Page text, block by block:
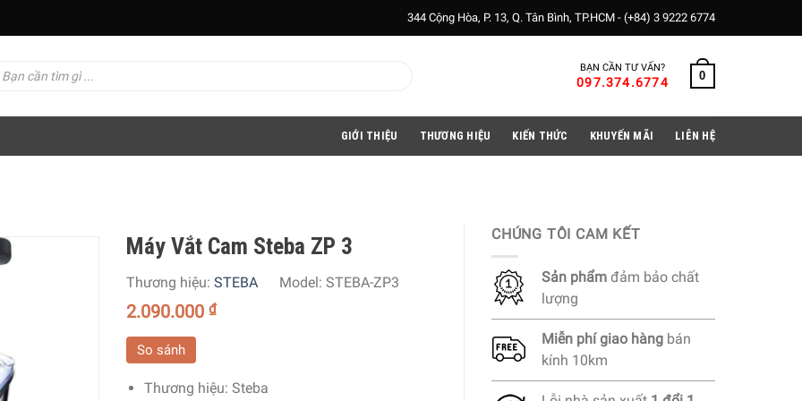
344 Cộng Hòa, P. 13, Q. Tân Bình, TP.HCM - (+84) 3 9222 6774
BẠN CẦN TƯ VẤN?
097.374.6774 0
GIỚI THIỆU THƯƠNG HIỆU KIẾN THỨC KHUYẾN MÃI LIÊN HỆ
Máy Vắt Cam Steba ZP 3
Thương hiệu: STEBA Model: STEBA-ZP3
2.090.000 ₫
So sánh
Thương hiệu: Steba
CHÚNG TÔI CAM KẾT
Sản phẩm đảm bảo chất
lượng
Miễn phígiao hàng bán
kính 10km